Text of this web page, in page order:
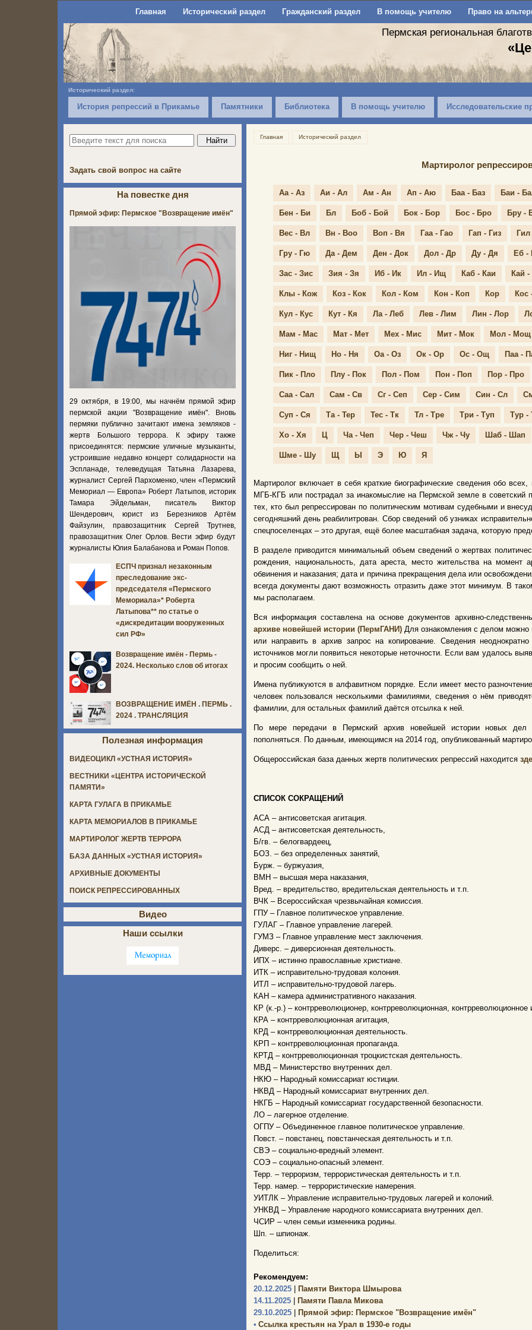
Главная Исторический раздел Гражданский раздел В помощь учителю Право на
Пермская региональная
Исторический раздел:
История репрессий в Прикамье Памятники Библиотека В помощь учителю Исследовательские
Главная Исторический раздел
Мартиролог
Аа - Аз Аи - Ал Ам - Ан Ап - Аю Баа - Баз Баи -
Бен - Би Бл Боб - Бой Бок - Бор Бос - Бро Бру -
Вес - Вл Вн - Воо Воп - Вя Гаа - Гао Гап - Гиз
Гру - Гю Да - Дем Ден - Док Дол - Др Ду - Дя Еб -
Зас - Зис Зия - Зя Иб - Ик Ил - Ищ Каб - Каи Кай -
Клы - Кож Коз - Кок Кол - Ком Кон - Коп Кор Кос
Кул - Кус Кут - Кя Ла - Леб Лев - Лим Лин - Лор
Мам - Мас Мат - Мет Мех - Мис Мит - Мок Мол - Мощ
Ниг - Нищ Но - Ня Оа - Оз Ок - Ор Ос - Ощ Паа -
Пик - Пло Плу - Пок Пол - Пом Пон - Поп Пор - Про
Саа - Сал Сам - Св Сг - Сеп Сер - Сим Син - Сл
Суп - Ся Та - Тер Тес - Тк Тл - Тре Три - Туп Тур -
Хо - Хя Ц Ча - Чеп Чер - Чеш Чж - Чу Шаб - Шап
Шме - Шу Щ Ы Э Ю Я
Мартиролог включает в себя краткие биографические сведения обо
МГБ-КГБ или пострадал за инакомыслие на Пермской земле в
тех, кто был репрессирован по политическим мотивам судебными и
сегодняшний день реабилитрован. Сбор сведений об узниках
спецпоселенцах – это другая, ещё более масштабная задача, которую
В разделе приводится минимальный объем сведений о жертвах
рождения, национальность, дата ареста, место жительства на момент
обвинения и наказания; дата и причина прекращения дела или
всегда документы дают возможность отразить даже этот минимум. В
мы располагаем.
Вся информация составлена на основе документов архивно-
архиве новейшей истории (ПермГАНИ) Для ознакомления с делом можно
или направить в архив запрос на копирование. Сведения
источников могли появиться некоторые неточности. Если вам удалось
и просим сообщить о ней.
Имена публикуются в алфавитном порядке. Если имеет место
человек пользовался несколькими фамилиями, сведения о нём
фамилии, для остальных фамилий даётся отсылка к ней.
По мере передачи в Пермский архив новейшей истории новых дел
пополняться. По данным, имеющимся на 2014 год, опубликованный
Общероссийская база данных жертв политических репрессий находится
СПИСОК СОКРАЩЕНИЙ
АСА – антисоветская агитация.
АСД – антисоветская деятельность,
Б/гв. – белогвардеец,
БОЗ. – без определенных занятий,
Бурж. – буржуазия,
ВМН – высшая мера наказания,
Вред. – вредительство, вредительская деятельность и т.п.
ВЧК – Всероссийская чрезвычайная комиссия.
ГПУ – Главное политическое управление.
ГУЛАГ – Главное управление лагерей.
ГУМЗ – Главное управление мест заключения.
Диверс. – диверсионная деятельность.
ИПХ – истинно православные христиане.
ИТК – исправительно-трудовая колония.
ИТЛ – исправительно-трудовой лагерь.
КАН – камера административного наказания.
КР (к.-р.) – контрреволюционер, контрреволюционная, контрреволюционное
КРА – контрреволюционная агитация,
КРД – контрреволюционная деятельность.
КРП – контрреволюционная пропаганда.
КРТД – контрреволюционная троцкистская деятельность.
МВД – Министерство внутренних дел.
НКЮ – Народный комиссариат юстиции.
НКВД – Народный комиссариат внутренних дел.
НКГБ – Народный комиссариат государственной безопасности.
ЛО – лагерное отделение.
ОГПУ – Объединенное главное политическое управление.
Повст. – повстанец, повстанческая деятельность и т.п.
СВЭ – социально-вредный элемент.
СОЭ – социально-опасный элемент.
Терр. – терроризм, террористическая деятельность и т.п.
Терр. намер. – террористические намерения.
УИТЛК – Управление исправительно-трудовых лагерей и колоний.
УНКВД – Управление народного комиссариата внутренних дел.
ЧСИР – член семьи изменника родины.
Шп. – шпионаж.
Поделиться:
Рекомендуем:
20.12.2025
Памяти Виктора Шмырова
14.11.2025
Памяти Павла Микова
29.10.2025
Прямой эфир: Пермское "Возвращение имён"
• Ссылка крестьян на Урал в 1930-е годы
Задать свой вопрос на сайте
На повестке дня
Прямой эфир: Пермское "Возвращение имён"
29 октября, в 19:00, мы начнём прямой эфир
пермской акции "Возвращение имён". Вновь
пермяки публично зачитают имена земляков -
жертв Большого террора. К эфиру также
присоединятся: пермские уличные музыканты,
устроившие недавно концерт солидарности на
Эспланаде, телеведущая Татьяна Лазарева,
журналист Сергей Пархоменко, член «Пермский
Мемориал — Европа» Роберт Латыпов, историк
Тамара Эйдельман, писатель Виктор
Шендерович, юрист из Березников Артём
Файзулин, правозащитник Сергей Трутнев,
правозащитник Олег Орлов. Вести эфир будут
журналисты Юлия Балабанова и Роман Попов.
ЕСПЧ признал незаконным
преследование экс-
председателя «Пермского
Мемориала»* Роберта
Латыпова** по статье о
«дискредитации вооруженных
сил РФ»
Возвращение имён - Пермь -
2024. Несколько слов об итогах
ВОЗВРАЩЕНИЕ ИМЁН . ПЕРМЬ .
2024 . ТРАНСЛЯЦИЯ
Полезная информация
ВИДЕОЦИКЛ «УСТНАЯ ИСТОРИЯ»
ВЕСТНИКИ «ЦЕНТРА ИСТОРИЧЕСКОЙ
ПАМЯТИ»
КАРТА ГУЛАГА В ПРИКАМЬЕ
КАРТА МЕМОРИАЛОВ В ПРИКАМЬЕ
МАРТИРОЛОГ ЖЕРТВ ТЕРРОРА
БАЗА ДАННЫХ «УСТНАЯ ИСТОРИЯ»
АРХИВНЫЕ ДОКУМЕНТЫ
ПОИСК РЕПРЕССИРОВАННЫХ
Видео
Наши ссылки